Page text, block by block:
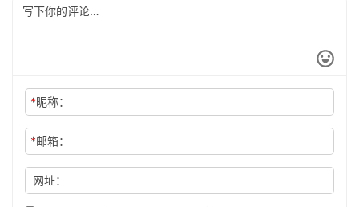
*昵称：
*邮箱：
网址：